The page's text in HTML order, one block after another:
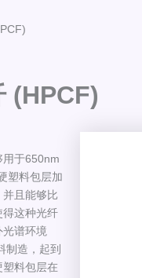
(HPCF)
用于650nm
塑料包层加
且能够比
得这种光纤
谱环境
制造，起到
料包层在